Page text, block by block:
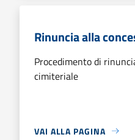
Rinuncia alla
Procedimento di
cimiteriale
VAI ALLA PAGINA